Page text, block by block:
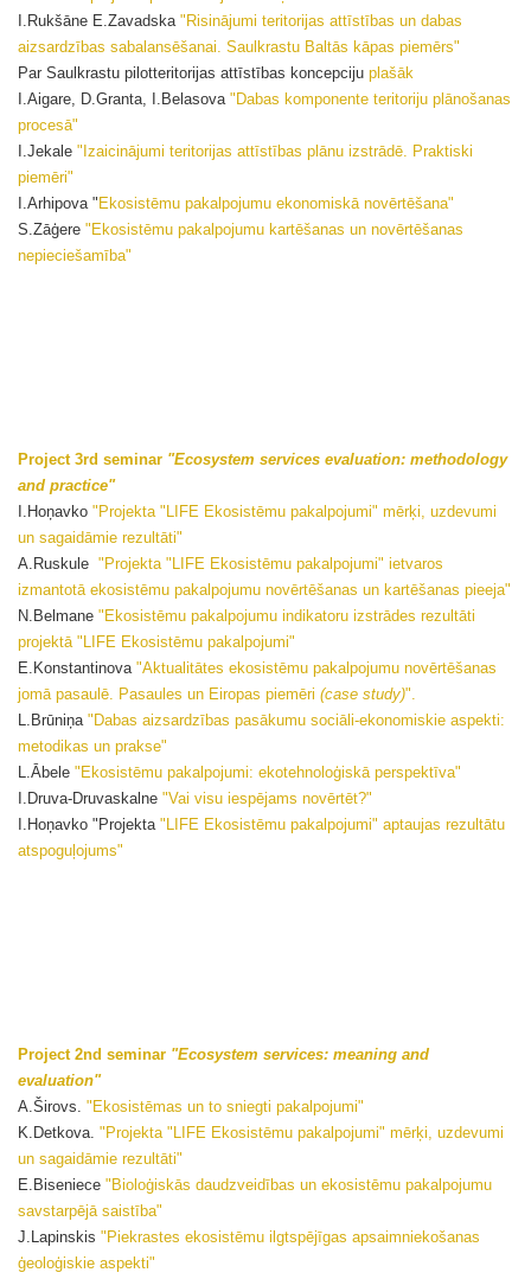
I.Rukšāne E.Zavadska "Risinājumi teritorijas attīstības un dabas
aizsardzības sabalansēšanai. Saulkrastu Baltās kāpas piemērs"
Par Saulkrastu pilotteritorijas attīstības koncepciju plašāk
I.Aigare, D.Granta, I.Belasova "Dabas komponente teritoriju plānošanas
procesā"
I.Jekale "Izaicinājumi teritorijas attīstības plānu izstrādē. Praktiski
piemēri"
I.Arhipova " Ekosistēmu pakalpojumu ekonomiskā novērtēšana"
S.Zāģere "Ekosistēmu pakalpojumu kartēšanas un novērtēšanas
nepieciešamība"
Project 3rd seminar "Ecosystem services evaluation: methodology
and practice"
I.Hoņavko "Projekta "LIFE Ekosistēmu pakalpojumi" mērķi, uzdevumi
un sagaidāmie rezultāti"
A.Ruskule "Projekta "LIFE Ekosistēmu pakalpojumi" ietvaros
izmantotā ekosistēmu pakalpojumu novērtēšanas un kartēšanas pieeja"
N.Belmane "Ekosistēmu pakalpojumu indikatoru izstrādes rezultāti
projektā "LIFE Ekosistēmu pakalpojumi"
E.Konstantinova "Aktualitātes ekosistēmu pakalpojumu novērtēšanas
jomā pasaulē. Pasaules un Eiropas piemēri (case study)".
L.Brūniņa "Dabas aizsardzības pasākumu sociāli-ekonomiskie aspekti:
metodikas un prakse"
L.Ābele "Ekosistēmu pakalpojumi: ekotehnoloģiskā perspektīva"
I.Druva-Druvaskalne "Vai visu iespējams novērtēt?"
I.Hoņavko "Projekta "LIFE Ekosistēmu pakalpojumi" aptaujas rezultātu
atspoguļojums"
Project 2nd seminar "Ecosystem services: meaning and
evaluation"
A.Širovs. "Ekosistēmas un to sniegti pakalpojumi"
K.Detkova. "Projekta "LIFE Ekosistēmu pakalpojumi" mērķi, uzdevumi
un sagaidāmie rezultāti"
E.Biseniece "Bioloģiskās daudzveidības un ekosistēmu pakalpojumu
savstarpējā saistība"
J.Lapinskis "Piekrastes ekosistēmu ilgtspējīgas apsaimniekošanas
ģeoloģiskie aspekti"